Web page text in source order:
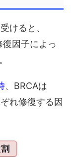
けると、
復因子によっ
、BRCAは
れ修復する因